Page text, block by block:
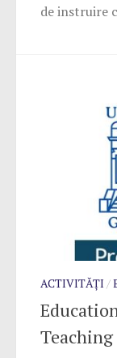
de instruire
ACTIVITĂȚI /
Teaching